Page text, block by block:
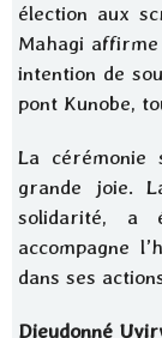
élection aux
Mahagi
intention de
pont Kunobe,
La cérémonie
grande joie.
solidarité, a
accompagne
dans ses
Dieudonné